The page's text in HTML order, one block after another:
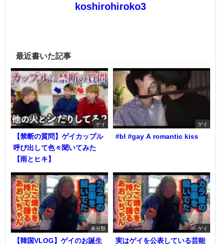
koshirohiroko3
最近書いた記事
ゲイ
【禁断の質問】ゲイカップル
呼び出して色々聞いてみた
【雨とヒキ】
ゲイ
#bl #gay A romantic kiss
未分類
【韓国VLOG】ゲイのお誕生
ゲイ
実はゲイを公表している芸能